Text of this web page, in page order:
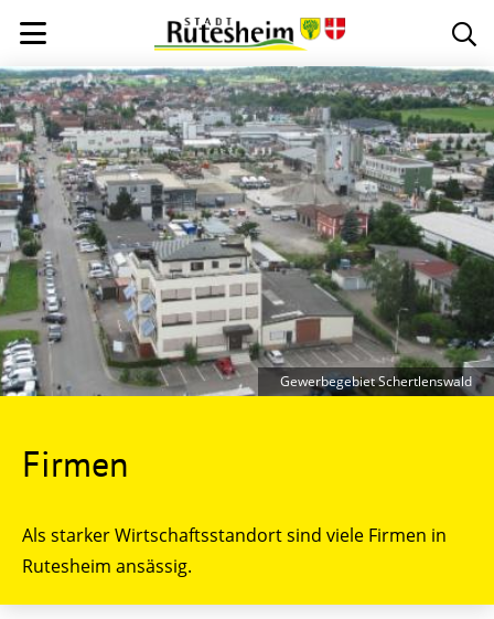
Firmen
Als starker Wirtschaftsstandort sind viele Firmen in
Rutesheim ansässig.
Gewerbegebiet Schertlenswald